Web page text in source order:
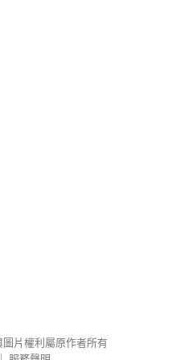
圖片權利屬原作者所有